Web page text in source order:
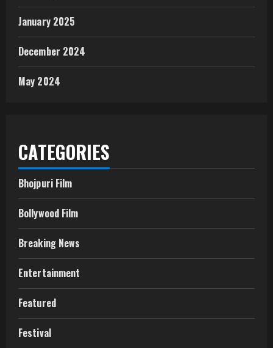
January 2025
December 2024
May 2024
CATEGORIES
Bhojpuri Film
Bollywood Film
Breaking News
Entertainment
Featured
Festival